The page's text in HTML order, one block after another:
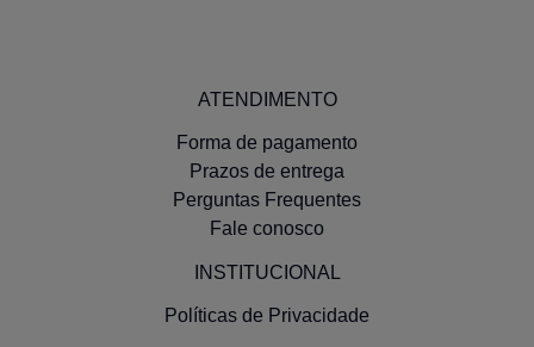
ATENDIMENTO
Forma de pagamento
Prazos de entrega
Perguntas Frequentes
Fale conosco
INSTITUCIONAL
Políticas de Privacidade